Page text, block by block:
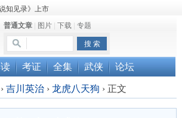
知见录》上市
动圆满结束
修订版已上市
普通文章| 图片| 下载| 专题
考证 全集 武侠 论坛
› 吉川英治 › 龙虎八天狗 ›正文